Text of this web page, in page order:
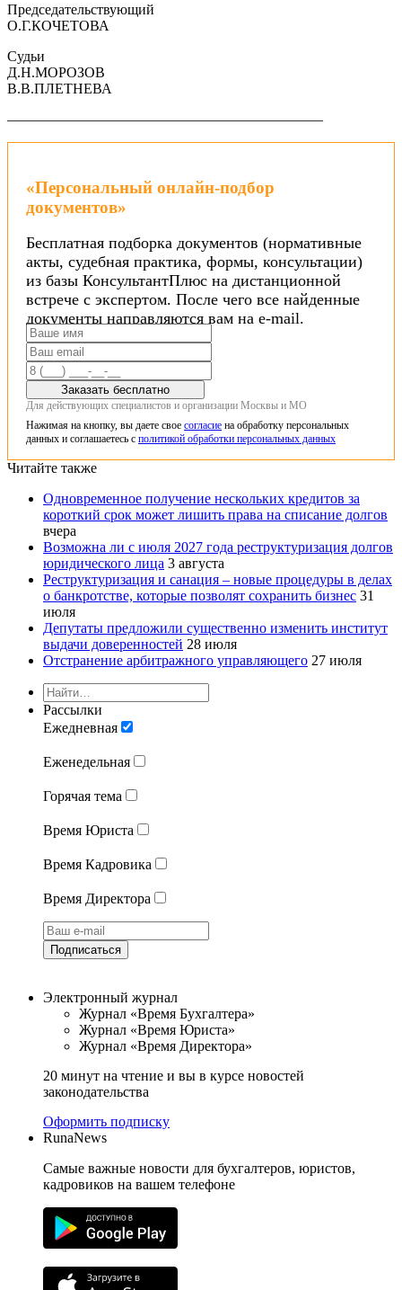
Председательствующий
О.Г.КОЧЕТОВА
Судьи
Д.Н.МОРОЗОВ
В.В.ПЛЕТНЕВА
——————————————————————
«Персональный онлайн-подбор
документов»
Бесплатная подборка документов (нормативные
акты, судебная практика, формы, консультации)
из базы КонсультантПлюс на дистанционной
встрече с экспертом. После чего все найденные
документы направляются вам на e-mail.
Заказать бесплатно
Для действующих специалистов и организации Москвы и МО
Нажимая на кнопку, вы даете свое согласие на обработку персональных
данных и соглашаетесь с политикой обработки персональных данных
Читайте также
Одновременное получение нескольких кредитов за
короткий срок может лишить права на списание долгов
вчера
Возможна ли с июля 2027 года реструктуризация долгов
юридического лица 3 августа
Реструктуризация и санация – новые процедуры в делах
о банкротстве, которые позволят сохранить бизнес 31
июля
Депутаты предложили существенно изменить институт
выдачи доверенностей 28 июля
Отстранение арбитражного управляющего 27 июля
Рассылки
Ежедневная
Еженедельная
Горячая тема
Время Юриста
Время Кадровика
Время Директора
Подписаться
Электронный журнал
Журнал «Время Бухгалтера»
Журнал «Время Юриста»
Журнал «Время Директора»
20 минут на чтение и вы в курсе новостей
законодательства
Оформить подписку
RunaNews
Самые важные новости для бухгалтеров, юристов,
кадровиков на вашем телефоне